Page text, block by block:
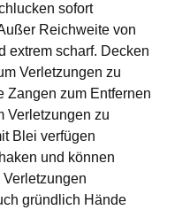
sofort
Reichweite von
extrem scharf. Decken
Verletzungen zu
Zangen zum Entfernen
Verletzungen zu
Blei verfügen
und können
gründlich Hände